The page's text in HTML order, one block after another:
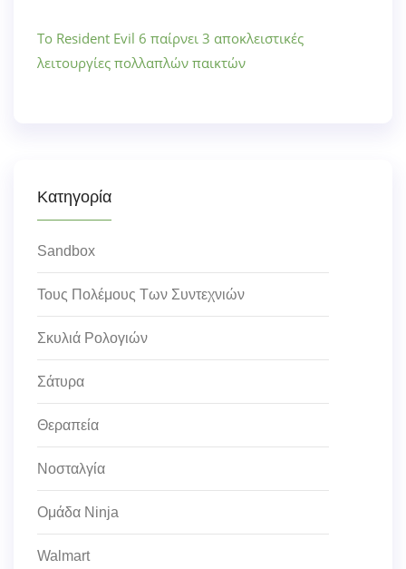
Το Resident Evil 6 παίρνει 3 αποκλειστικές
λειτουργίες πολλαπλών παικτών
Κατηγορία
Sandbox
Τους Πολέμους Των Συντεχνιών
Σκυλιά Ρολογιών
Σάτυρα
Θεραπεία
Νοσταλγία
Ομάδα Ninja
Walmart